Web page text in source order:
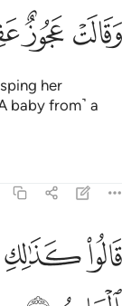
ﳙﳚ
her
baby from˺ a
قالوا كذالك قال ربك
قَالُوا۟ كَذَٰلِكِ قَالَ
ﳝﳞ